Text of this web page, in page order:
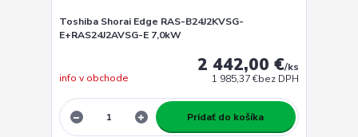
Toshiba Shorai Edge RAS-B24J2KVSG-
E+RAS24J2AVSG-E 7,0kW
2 442,00 €/ks
1 985,37 €bez DPH
info v obchode
Pridať do košíka